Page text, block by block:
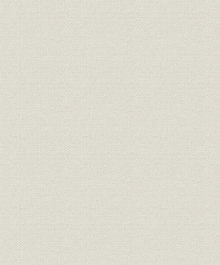
【アフガン戦争】(2001年10月7日~11月
1. アフガンの最も長い1日(及川仁)
2. カブール陥落(原田浩司)
【イラク戦争】(2003年3月20日~5月1日)
1. 絶対報じないで(儀間朝浩)
2. 砂地獄に耐える(関根孝則)
3. キティホーク(田辺宏)
第3章 戦争取材の課題
第1節 呼称の苦労